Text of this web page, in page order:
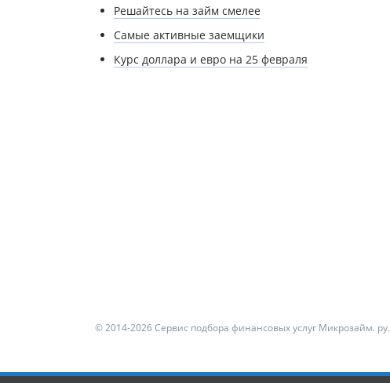
Решайтесь на займ смелее
Самые активные заемщики
Курс доллара и евро на 25 февраля
© 2014-2026 Сервис подбора финансовых услуг Микрозайм. ру.